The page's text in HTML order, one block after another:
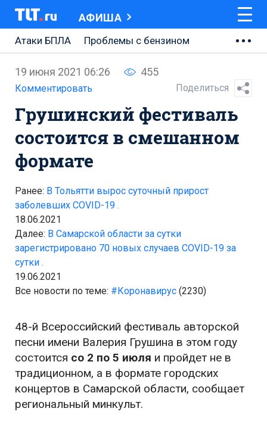
АФИША
Атаки БПЛА
Проблемы с бензином
Ремонт Центральной площади
Ремонт Обводного шоссе
Набережная Тольятти
Неделя Тольятти
19 июня 2021 06:26 455
Комментировать Поделиться
Грушинский фестиваль
состоится в смешанном
формате
Ранее: В Тольятти вырос суточный прирост
заболевших COVID-19 .
18.06.2021
Далее: В Самарской области за сутки
зарегистрировано 70 новых случаев COVID-19 за
сутки .
19.06.2021
Все новости по теме: #Коронавирус (2230)
48-й Всероссийский фестиваль авторской
песни имени Валерия Грушина в этом году
состоится со 2 по 5 июля и пройдет не в
традиционном, а в формате городских
концертов в Самарской области, сообщает
региональный минкульт.